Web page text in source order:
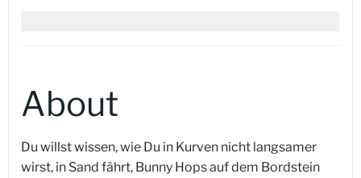
About
Du willst wissen, wie Du in Kurven nicht langsamer
wirst, in Sand fährt, Bunny Hops auf dem Bordstein